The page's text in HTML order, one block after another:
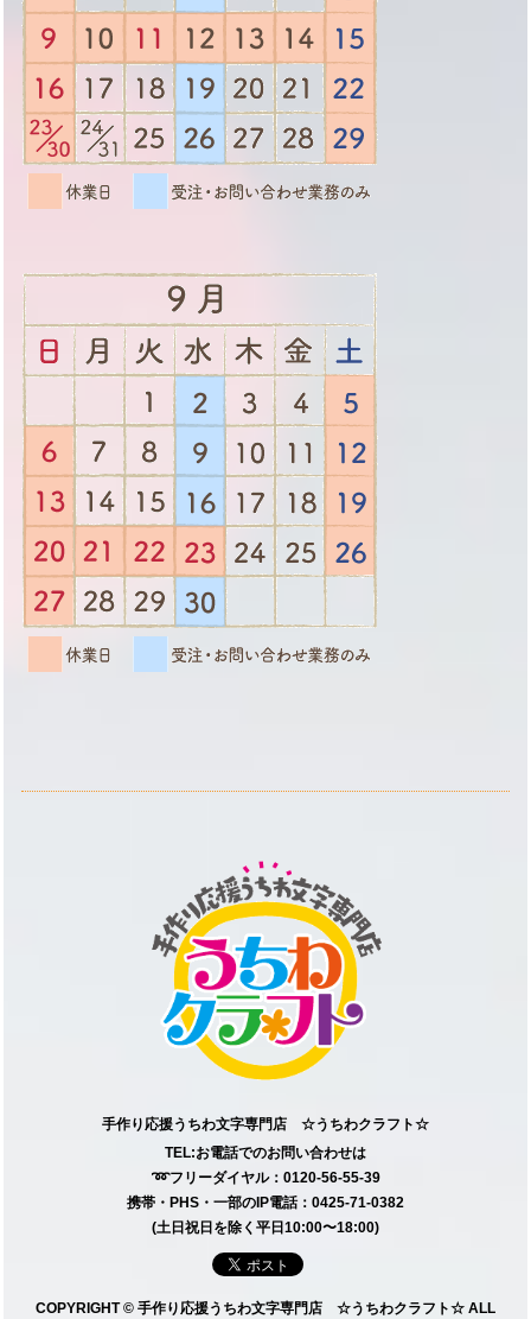
手作り応援うちわ文字専門店 ☆うちわクラフト☆
TEL:お電話でのお問い合わせは
➿フリーダイヤル：0120-56-55-39
携帯・PHS・一部のIP電話：0425-71-0382
(土日祝日を除く平日10:00〜18:00)
COPYRIGHT © 手作り応援うちわ文字専門店 ☆うちわクラフト☆ ALL